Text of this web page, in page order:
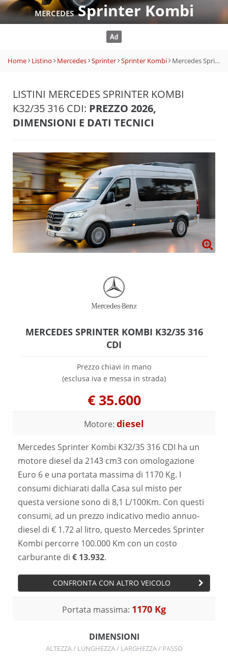
MERCEDESSprinter Kombi
Home Listino Mercedes Sprinter Sprinter Kombi Mercedes Sprinter Kombi K32/35 316 CDI
LISTINI MERCEDES SPRINTER KOMBI
K32/35 316 CDI: PREZZO 2026,
DIMENSIONI E DATI TECNICI
MERCEDES SPRINTER KOMBI K32/35 316
CDI
Prezzo chiavi in mano
(esclusa iva e messa in strada)
€ 35.600
Motore: diesel
Mercedes Sprinter Kombi K32/35 316 CDI ha un
motore diesel da 2143 cm3 con omologazione
Euro 6 e una portata massima di 1170 Kg. I
consumi dichiarati dalla Casa sul misto per
questa versione sono di 8,1 L/100Km. Con questi
consumi, ad un prezzo indicativo medio annuo-
diesel di € 1.72 al litro, questo Mercedes Sprinter
Kombi percorre 100.000 Km con un costo
carburante di € 13.932.
CONFRONTA CON ALTRO VEICOLO
Portata massima: 1170 Kg
DIMENSIONI
ALTEZZA / LUNGHEZZA / LARGHEZZA / PASSO